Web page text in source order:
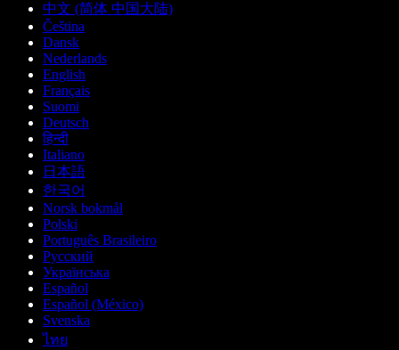
中文 (简体 中国大陆)
Čeština
Dansk
Nederlands
English
Français
Suomi
Deutsch
हिन्दी
Italiano
日本語
한국어
Norsk bokmål
Polski
Português Brasileiro
Русский
Українська
Español
Español (México)
Svenska
ไทย